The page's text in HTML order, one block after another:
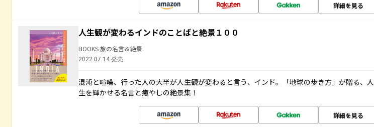
詳細を見る
人生観が変わるインドのことばと絶景１００
BOOKS 旅の名言＆絶景
2022.07.14 発売
混沌と喧噪、行った人の大半が人生観が変わると言う、インド。「地球の歩き方」が贈る、人
生を輝かせる名言と癒やしの絶景集！
詳細を見る